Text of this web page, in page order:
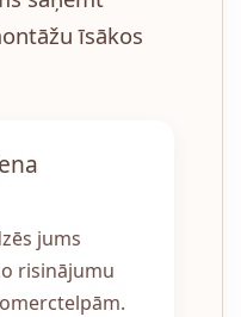
īsākos
jums
risinājumu